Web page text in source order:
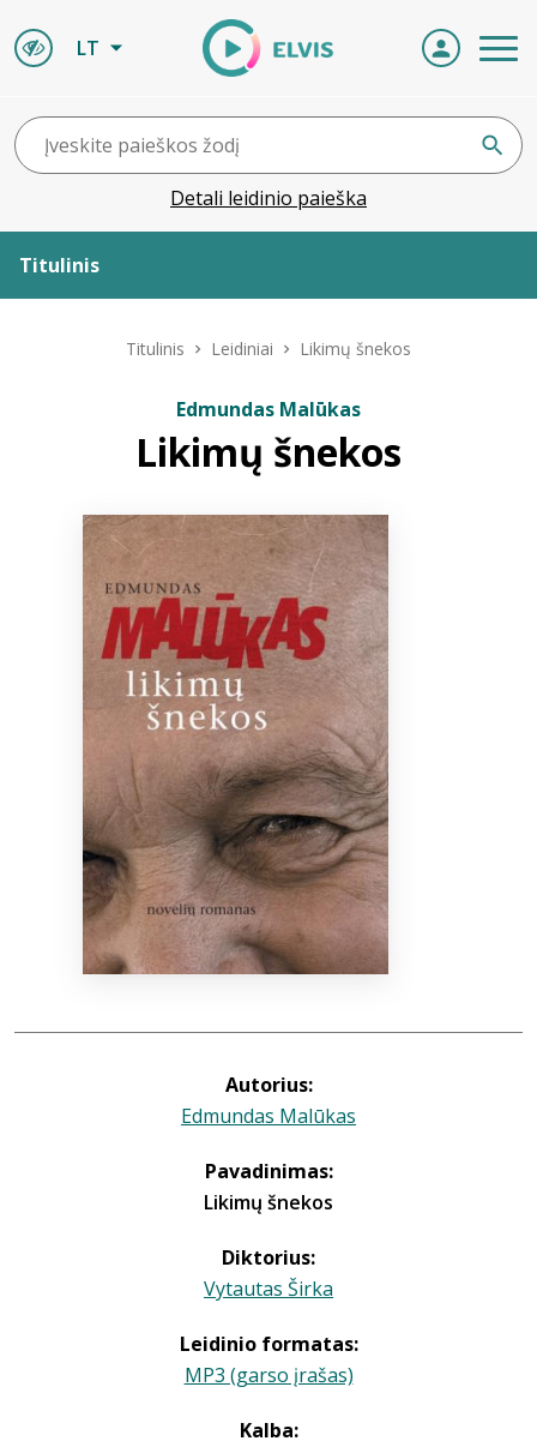
LT
Detali leidinio paieška
Titulinis
ELVIS atvyksta
Naujienos
Bibliotekoms
+370 667 80 541
info@elvislab.lt
Titulinis Leidiniai Likimų šnekos
Edmundas Malūkas
Likimų šnekos
Autorius:
Edmundas Malūkas
Pavadinimas:
Likimų šnekos
Diktorius:
Vytautas Širka
Leidinio formatas:
MP3 (garso įrašas)
Kalba: